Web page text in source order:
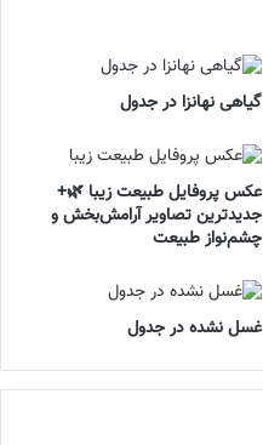
گیاهی نهانزا در جدول
عکس پروفایل طبیعت زیبا 🌿+
جدیدترین تصاویر آرامش‌بخش و
چشم‌نواز طبیعت
غسل نشده در جدول